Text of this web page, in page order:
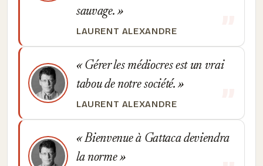
sauvage.
LAURENT ALEXANDRE
Gérer les médiocres est un vrai
tabou de notre société.
LAURENT ALEXANDRE
Bienvenue à Gattaca deviendra
la norme